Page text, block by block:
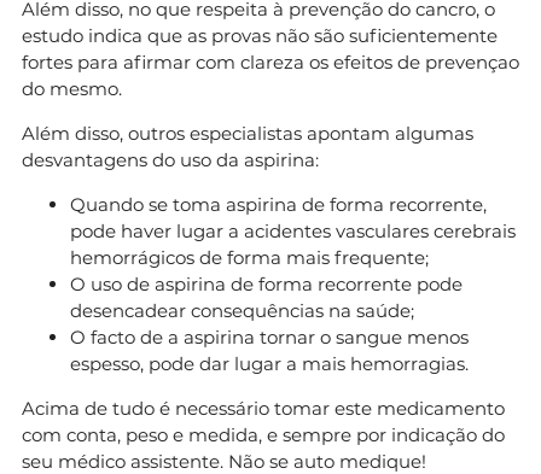
Além disso, no que respeita à prevenção do cancro, o
estudo indica que as provas não são suficientemente
fortes para afirmar com clareza os efeitos de prevençao
do mesmo.
Além disso, outros especialistas apontam algumas
desvantagens do uso da aspirina:
Quando se toma aspirina de forma recorrente,
pode haver lugar a acidentes vasculares cerebrais
hemorrágicos de forma mais frequente;
O uso de aspirina de forma recorrente pode
desencadear consequências na saúde;
O facto de a aspirina tornar o sangue menos
espesso, pode dar lugar a mais hemorragias.
Acima de tudo é necessário tomar este medicamento
com conta, peso e medida, e sempre por indicação do
seu médico assistente. Não se auto medique!